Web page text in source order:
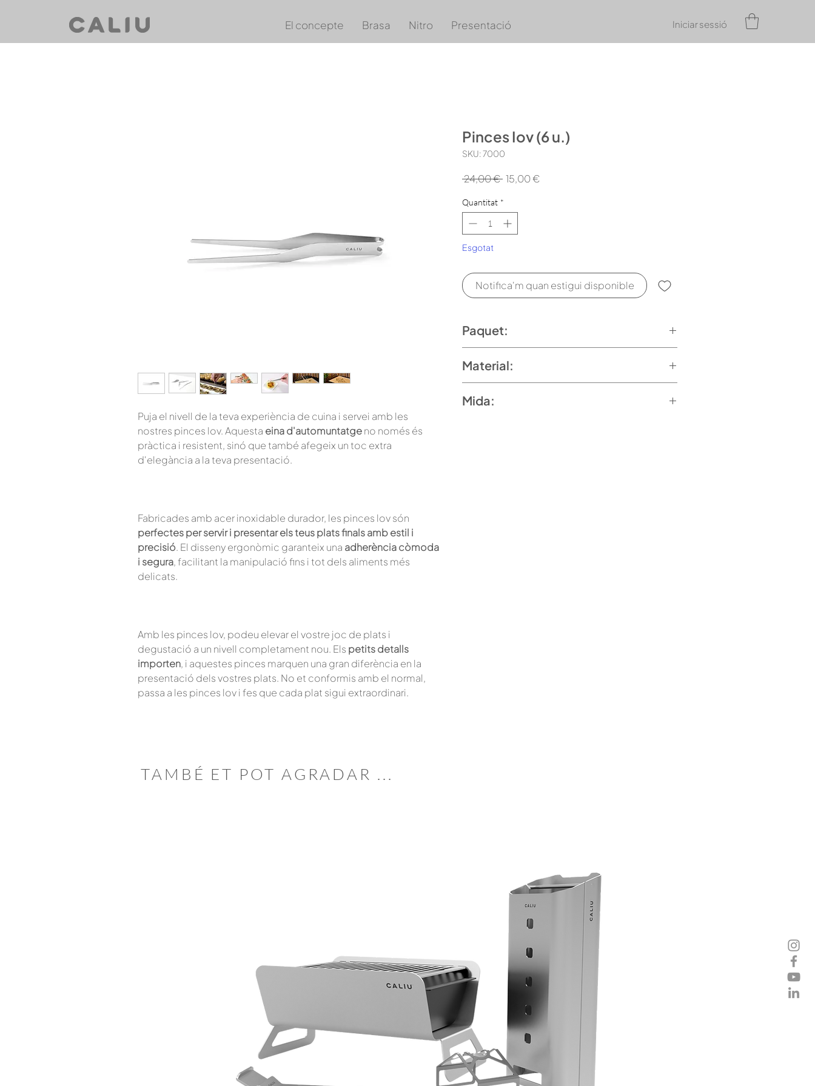
El concepte Brasa Nitro Presentació Iniciar sessió
Puja el nivell de la teva experiència de cuina i servei amb les
nostres pinces lov. Aquesta eina d'automuntatgeno només és
pràctica i resistent, sinó que també afegeix un toc extra
d'elegància a la teva presentació.
Fabricades amb acer inoxidable durador, les pinces lov són
perfectes per servir i presentar els teus plats finals amb estil i
precisió. El disseny ergonòmic garanteix una adherència còmoda
i segura, facilitant la manipulació fins i tot dels aliments més
delicats.
Amb les pinces lov, podeu elevar el vostre joc de plats i
degustació a un nivell completament nou. Els petits detalls
importen, i aquestes pinces marquen una gran diferència en la
presentació dels vostres plats. No et conformis amb el normal,
passa a les pinces lov i fes que cada plat sigui extraordinari.
Pinces Iov (6 u.)
SKU: 7000
24,00 € Preu
15,00 €
Quantitat *
Esgotat
Notifica'm quan estigui disponible
Paquet:
Material:
Mida:
TAMBÉ ET POT AGRADAR ...